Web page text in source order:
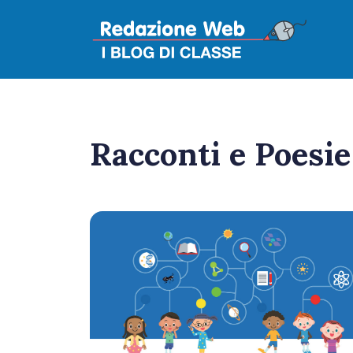
Racconti e Poesie